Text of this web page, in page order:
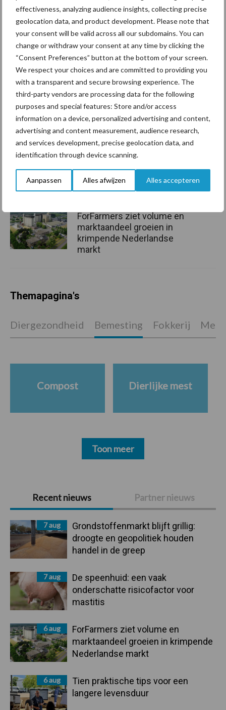
effectiveness, analyzing audience insights, collecting precise
geolocation data, and product development. Please note that
your consent will be valid across all our subdomains. You can
change or withdraw your consent at any time by clicking the
“Consent Preferences” button at the bottom of your screen.
We respect your choices and are committed to providing you
with a transparent and secure browsing experience. The
third-party vendors are processing data for the following
purposes and special features: Store and/or access
information on a device, personalized advertising and content,
advertising and content measurement, audience research,
and services development, precise geolocation data, and
identification through device scanning.
Aanpassen Alles afwijzen Alles accepteren
huisvlieg.’
Nienke Beitema via Rijksuniversiteit Groningen
Primaire
Sidebar
Recent nieuws Partner nieuws
7 aug
Grondstoffenmarkt blijft grillig:
droogte en geopolitiek houden
handel in de greep
7 aug
De speenhuid: een vaak
onderschatte risicofactor voor
mastitis
6 aug
ForFarmers ziet volume en
marktaandeel groeien in krimpende
Nederlandse markt
6 aug
Tien praktische tips voor een
langere levensduur
Aanbevolen voor jou!
Grondstoffenmarkt blijft
grillig: droogte en
geopolitiek houden handel
in de greep
De speenhuid: een vaak
onderschatte risicofactor
voor mastitis
ForFarmers ziet volume en
marktaandeel groeien in
krimpende Nederlandse
markt
Themapagina's
Diergezondheid Bemesting Fokkerij
Compost Dierlijke mest
Toon meer